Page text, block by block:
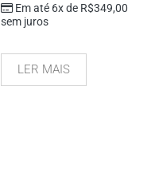
Em até 6x de R$349,00
sem juros
LER MAIS